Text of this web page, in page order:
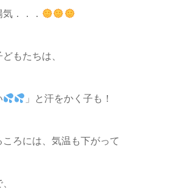
．．．
もたちは、
」と汗をかく子も！
ころには、気温も下がって